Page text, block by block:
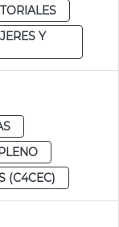
Y
(C4CEC)